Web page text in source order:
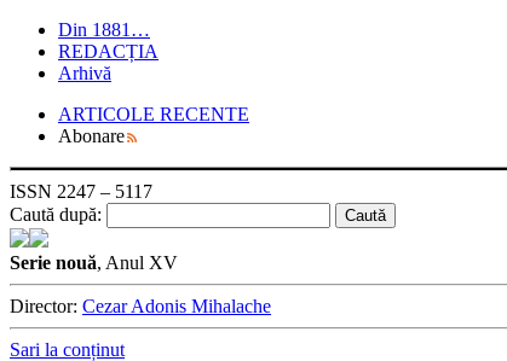
Din 1881…
REDACȚIA
Arhivă
ARTICOLE RECENTE
Abonare
ISSN 2247 – 5117
Caută după:
Serie nouă, Anul XV
Director: Cezar Adonis Mihalache
Sari la conținut